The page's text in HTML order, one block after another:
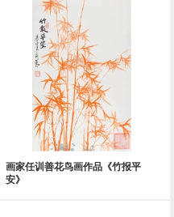
画家任训善花鸟画作品《竹报平
安》